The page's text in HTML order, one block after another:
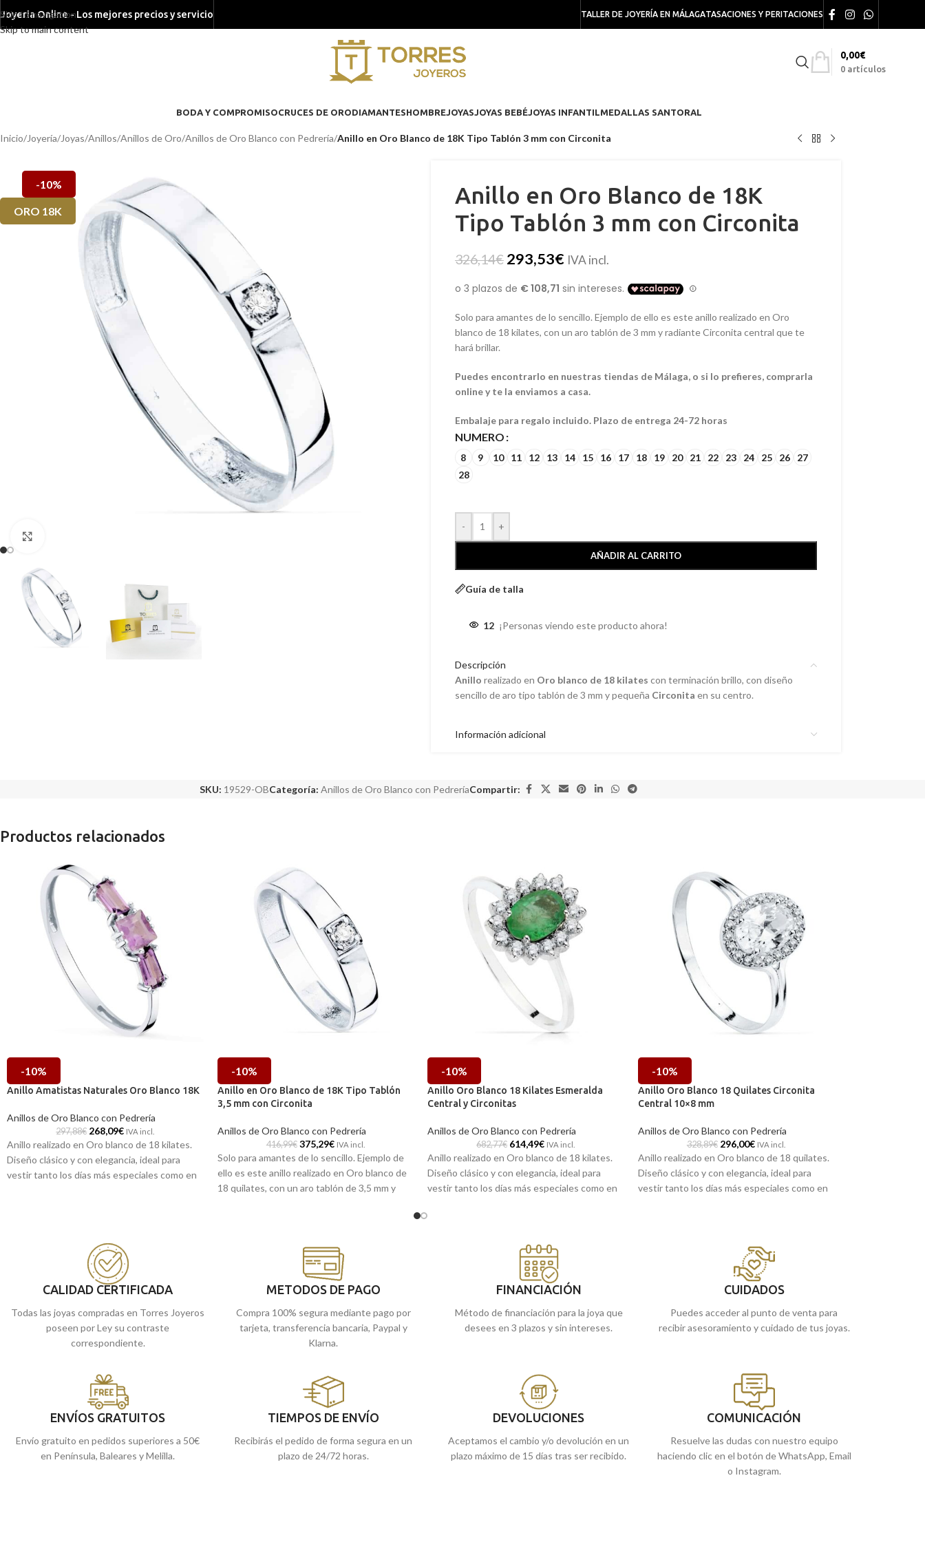
Skip to navigation
Skip to main content
Joyeria Online - Los mejores precios y servicio TALLER DE JOYERÍA EN MÁLAGATASACIONES Y PERITACIONES
0 artículos
0,00€
BODA Y COMPROMISOCRUCES DE ORODIAMANTESHOMBREJOYASJOYAS BEBÉJOYAS INFANTILMEDALLAS SANTORAL
Inicio/Joyería/Joyas/Anillos/Anillos de Oro/Anillos de Oro Blanco con Pedrería/Anillo en Oro Blanco de 18K Tipo Tablón 3 mm con Circonita
-10%
ORO 18K
Anillo en Oro Blanco de 18K
Tipo Tablón 3 mm con Circonita
326,14€ 293,53€ IVA incl.
Solo para amantes de lo sencillo. Ejemplo de ello es este anillo realizado en Oro
blanco de 18 kilates, con un aro tablón de 3 mm y radiante Circonita central que te
hará brillar.
Puedes encontrarlo en nuestras tiendas de Málaga, o si lo prefieres, comprarla
online y te la enviamos a casa.
Embalaje para regalo incluido. Plazo de entrega 24-72 horas
NUMERO
8 9 10 11 12 13 14 15 16 17 18 19 20 21 22 23 24 25 26
27
28
- +
AÑADIR AL CARRITO
Guía de talla
12 ¡Personas viendo este producto ahora!
Descripción
Anillo realizado en Oro blanco de 18 kilates con terminación brillo, con diseño
sencillo de aro tipo tablón de 3 mm y pequeña Circonita en su centro.
Información adicional
SKU: 19529-OBCategoría: Anillos de Oro Blanco con PedreríaCompartir:
Productos relacionados
-10%
Anillo Amatistas Naturales Oro Blanco 18K
Anillos de Oro Blanco con Pedrería
297,88€ 268,09€ IVA incl.
Anillo realizado en Oro blanco de 18 kilates.
Diseño clásico y con elegancia, ideal para
vestir tanto los días más especiales como en
Puedes encontrarlo en nuestras tiendas
de Málaga, o si lo prefieres, comprarla
online y te la enviamos a casa.
-10%
Anillo en Oro Blanco de 18K Tipo Tablón
3,5 mm con Circonita
Anillos de Oro Blanco con Pedrería
416,99€ 375,29€ IVA incl.
Solo para amantes de lo sencillo. Ejemplo de
ello es este anillo realizado en Oro blanco de
18 quilates, con un aro tablón de 3,5 mm y
online y te la enviamos a casa.
-10%
Anillo Oro Blanco 18 Kilates Esmeralda
Central y Circonitas
Anillos de Oro Blanco con Pedrería
682,77€ 614,49€ IVA incl.
Anillo realizado en Oro blanco de 18 kilates.
Diseño clásico y con elegancia, ideal para
vestir tanto los días más especiales como en
Puedes encontrarlo en nuestras tiendas de
Málaga, o si lo prefieres, comprarla online y te
-10%
Anillo Oro Blanco 18 Quilates Circonita
Central 10×8 mm
Anillos de Oro Blanco con Pedrería
328,89€ 296,00€ IVA incl.
Anillo realizado en Oro blanco de 18 quilates.
Diseño clásico y con elegancia, ideal para
vestir tanto los días más especiales como en
Puedes encontrarlo en nuestras tiendas
de Málaga y Melilla, o si lo prefieres,
CALIDAD CERTIFICADA
Todas las joyas compradas en Torres Joyeros
poseen por Ley su contraste
correspondiente.
METODOS DE PAGO
Compra 100% segura mediante pago por
tarjeta, transferencia bancaria, Paypal y
Klarna.
FINANCIACIÓN
Método de financiación para la joya que
desees en 3 plazos y sin intereses.
CUIDADOS
Puedes acceder al punto de venta para
recibir asesoramiento y cuidado de tus joyas.
ENVÍOS GRATUITOS
Envío gratuito en pedidos superiores a 50€
en Península, Baleares y Melilla.
TIEMPOS DE ENVÍO
Recibirás el pedido de forma segura en un
plazo de 24/72 horas.
DEVOLUCIONES
Aceptamos el cambio y/o devolución en un
plazo máximo de 15 días tras ser recibido.
COMUNICACIÓN
Resuelve las dudas con nuestro equipo
haciendo clic en el botón de WhatsApp, Email
o Instagram.